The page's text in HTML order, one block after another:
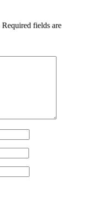
Required fields are